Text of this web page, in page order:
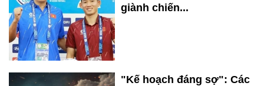
giành chiến...
"Kế hoạch đáng sợ": Các